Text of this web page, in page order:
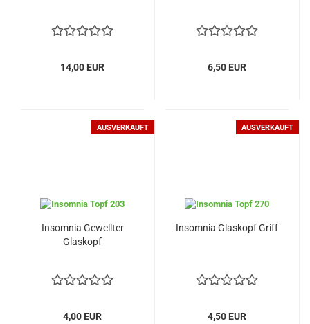
14,00 EUR 6,50 EUR
AUSVERKAUFT
Insomnia Gewellter
Glaskopf
4,00 EUR
AUSVERKAUFT
Insomnia Glaskopf Griff
4,50 EUR